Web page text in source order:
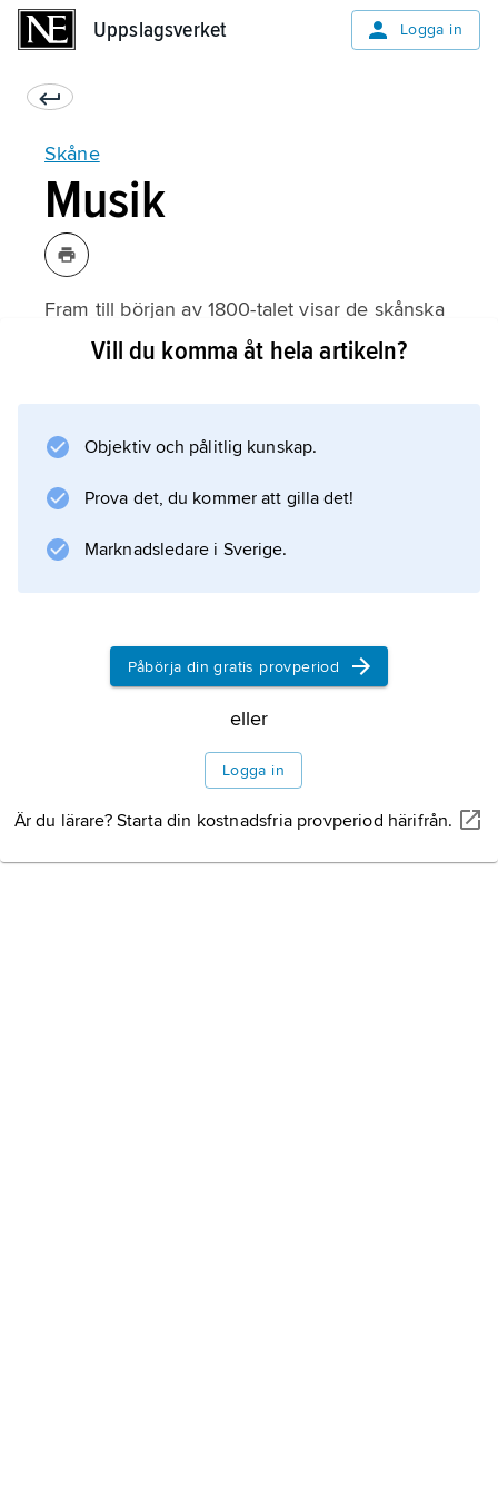
Uppslagsverket Logga in
Skåne
Musik
Fram till början av 1800-talet visar de skånska
musiktraditionerna många spår av
Tyskland är känt i Malmö sedan 1500-talet och
i de flesta övriga skånestäder sedan 1600-
Vill du komma åt hela artikeln?
Objektiv och pålitlig kunskap.
Prova det, du kommer att gilla det!
Marknadsledare i Sverige.
Påbörja din gratis provperiod
eller
Logga in
Är du lärare? Starta din kostnadsfria provperiod härifrån.